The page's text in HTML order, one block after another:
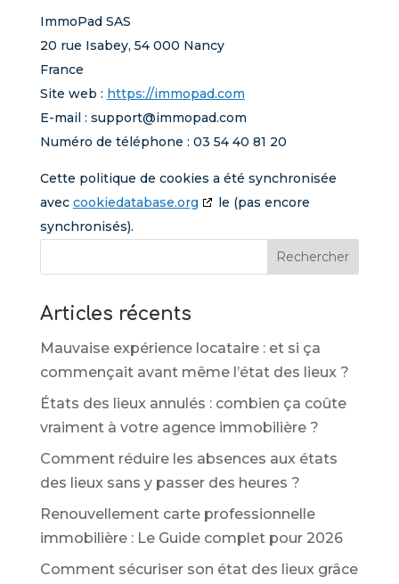
ImmoPad SAS
20 rue Isabey, 54 000 Nancy
France
Site web : https://immopad.com
E-mail : support@immopad.com
Numéro de téléphone : 03 54 40 81 20
Cette politique de cookies a été synchronisée
avec cookiedatabase.org
le (pas encore
synchronisés).
Rechercher
Articles récents
Mauvaise expérience locataire : et si ça
commençait avant même l’état des lieux ?
États des lieux annulés : combien ça coûte
vraiment à votre agence immobilière ?
Comment réduire les absences aux états
des lieux sans y passer des heures ?
Renouvellement carte professionnelle
immobilière : Le Guide complet pour 2026
Comment sécuriser son état des lieux grâce